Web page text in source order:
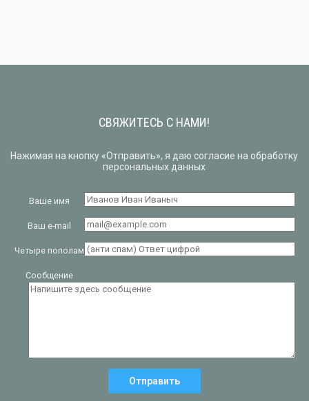
СВЯЖИТЕСЬ С НАМИ!
Нажимая на кнопку «Отправить», я даю согласие на обработку
персональных данных
Ваше имя
Ваш e-mail
Четыре пополам
Сообщение